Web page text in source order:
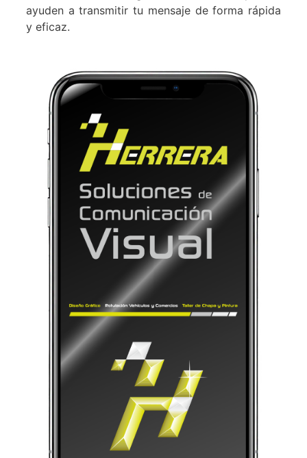
ayuden a transmitir tu mensaje de forma rápida
y eficaz.